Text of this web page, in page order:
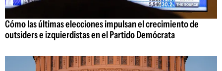
Cómo las últimas elecciones impulsan el crecimiento de
outsiders e izquierdistas en el Partido Demócrata